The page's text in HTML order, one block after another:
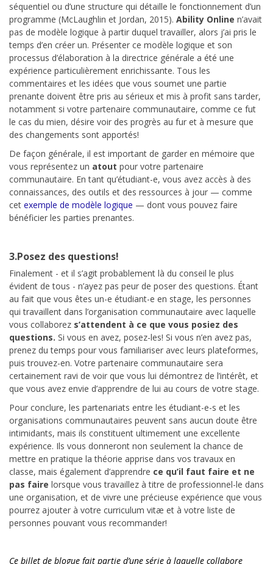
séquentiel ou d’une structure qui détaille le fonctionnement d’un
programme (McLaughlin et Jordan, 2015). Ability Online n’avait
pas de modèle logique à partir duquel travailler, alors j’ai pris le
temps d’en créer un. Présenter ce modèle logique et son
processus d’élaboration à la directrice générale a été une
expérience particulièrement enrichissante. Tous les
commentaires et les idées que vous soumet une partie
prenante doivent être pris au sérieux et mis à profit sans tarder,
notamment si votre partenaire communautaire, comme ce fut
le cas du mien, désire voir des progrès au fur et à mesure que
des changements sont apportés!
De façon générale, il est important de garder en mémoire que
vous représentez un atout pour votre partenaire
communautaire. En tant qu’étudiant-e, vous avez accès à des
connaissances, des outils et des ressources à jour — comme
cet exemple de modèle logique — dont vous pouvez faire
bénéficier les parties prenantes.
3.Posez des questions!
Finalement - et il s’agit probablement là du conseil le plus
évident de tous - n’ayez pas peur de poser des questions. Étant
au fait que vous êtes un-e étudiant-e en stage, les personnes
qui travaillent dans l’organisation communautaire avec laquelle
vous collaborez s’attendent à ce que vous posiez des
questions. Si vous en avez, posez-les! Si vous n’en avez pas,
prenez du temps pour vous familiariser avec leurs plateformes,
puis trouvez-en. Votre partenaire communautaire sera
certainement ravi de voir que vous lui démontrez de l’intérêt, et
que vous avez envie d’apprendre de lui au cours de votre stage.
Pour conclure, les partenariats entre les étudiant-e-s et les
organisations communautaires peuvent sans aucun doute être
intimidants, mais ils constituent ultimement une excellente
expérience. Ils vous donneront non seulement la chance de
mettre en pratique la théorie apprise dans vos travaux en
classe, mais également d’apprendre ce qu’il faut faire et ne
pas faire lorsque vous travaillez à titre de professionnel-le dans
une organisation, et de vivre une précieuse expérience que vous
pourrez ajouter à votre curriculum vitæ et à votre liste de
personnes pouvant vous recommander!
Ce billet de blogue fait partie d’une série à laquelle collabore